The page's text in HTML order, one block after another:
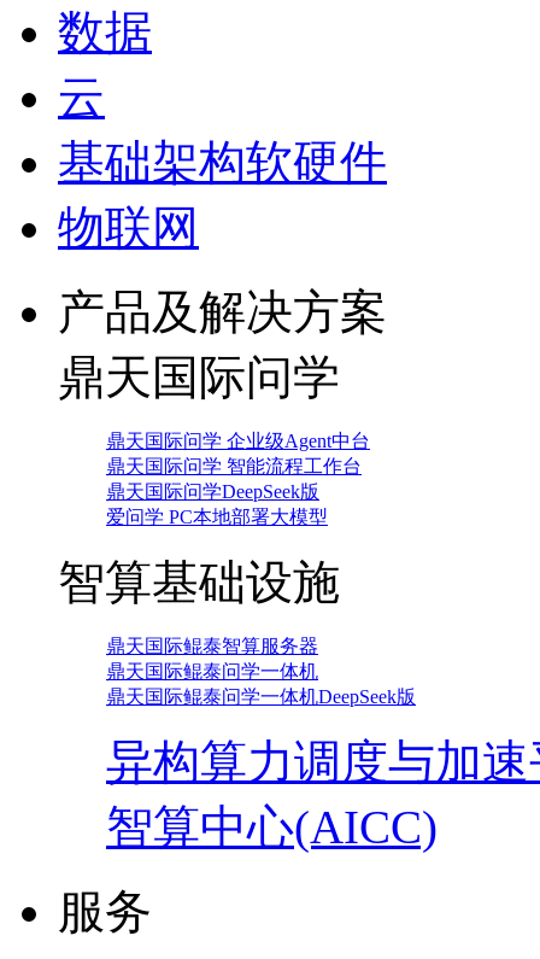
数据
云
基础架构软硬件
物联网
产品及解决方案
鼎天国际问学
鼎天国际问学 企业级Agent中台
鼎天国际问学 智能流程工作台
鼎天国际问学DeepSeek版
爱问学 PC本地部署大模型
智算基础设施
鼎天国际鲲泰智算服务器
鼎天国际鲲泰问学一体机
鼎天国际鲲泰问学一体机DeepSeek版
异构算力调度与加
智算中心(AICC)
服务